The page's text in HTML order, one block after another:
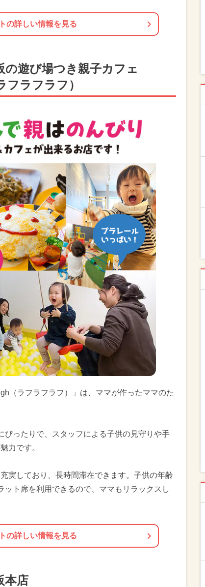
の詳しい情報を見る
遊び場つき親子カフェ
ラフラフ）
（ラフラフラフ）」は、ママが作ったママのた
ぴったりで、スタッフによる子供の見守りや手
力です。
実しており、長時間滞在できます。子供の年齢
ット席を利用できるので、ママもリラックスし
の詳しい情報を見る
本店